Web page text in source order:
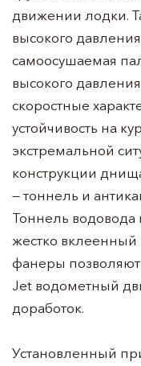
движении лодки.
высокого
самоосушаемая
высокого
скоростные
устойчивость на
экстремальной
конструкции
— тоннель и
Тоннель водовода
жестко вклеенный
фанеры позволяют
Jet водометный
доработок.
Установленный